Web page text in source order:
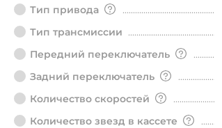
Тип привода
Тип трансмиссии
Передний переключатель
Задний переключатель
Количество скоростей
Количество звезд в кассете